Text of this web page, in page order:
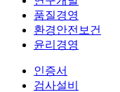
품질경영
환경안전보건
윤리경영
인증서
검사설비